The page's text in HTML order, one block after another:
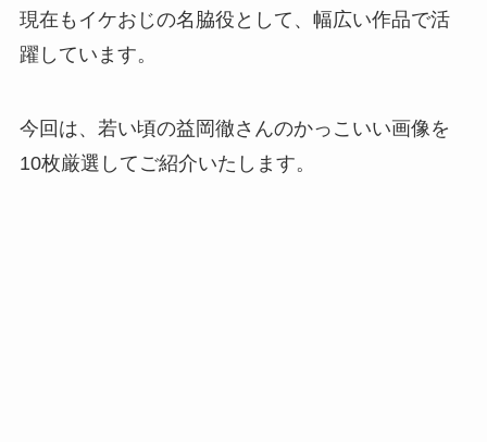
現在もイケおじの名脇役として、幅広い作品で活
躍しています。
今回は、若い頃の益岡徹さんのかっこいい画像を
10枚厳選してご紹介いたします。